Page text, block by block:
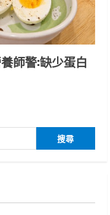
師警:缺少蛋白